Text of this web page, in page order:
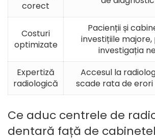
corect
Costuri
optimizate
Pacienții și
investițiile
investigația
Expertiză
radiologică
Accesul la
scade rata de erori
Ce aduc centrele de
dentară față de